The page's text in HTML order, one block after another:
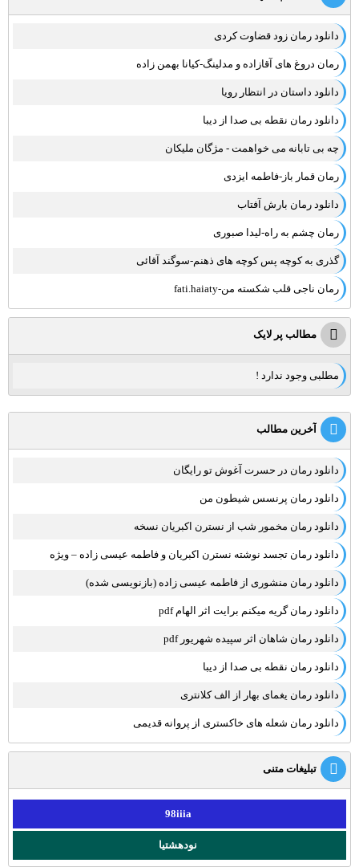
دانلود رمان زود قضاوت کردی
رمان دروغ های آقازاده و مدلینگ-کیانا بهمن زاده
دانلود داستان در انتظار رویا
دانلود رمان نقطه بی صدا از دیبا
چه بی تابانه می خواهمت - مژگان ملیکان
رمان قمار باز-فاطمه ایزدی
دانلود رمان بارش آفتاب
رمان چشم به راه-لیدا صبوری
گذری به کوچه پس کوچه های ذهنم-سوگند آقائی
رمان ناجی قلب شکسته من-fati.haiaty
مطالب پر لایک
مطلبی وجود ندارد !
آخرین مطالب
دانلود رمان در حسرت آغوش تو رایگان
دانلود رمان پرنسس شیطون من
دانلود رمان مخمور شب از نسترن اکبریان نسخه
دانلود رمان تجسد نوشته نسترن اکبریان و فاطمه عیسی زاده – ویژه
دانلود رمان منشوری از فاطمه عیسی زاده (بازنویسی شده)
دانلود رمان گریه میکنم برایت اثر الهام pdf
دانلود رمان شاهان اثر سپیده شهریور pdf
دانلود رمان نقطه بی صدا از دیبا
دانلود رمان یغمای بهار از الف کلانتری
دانلود رمان شعله های خاکستری از پروانه قدیمی
تبلیغات متنی
98iiia
نودهشتیا